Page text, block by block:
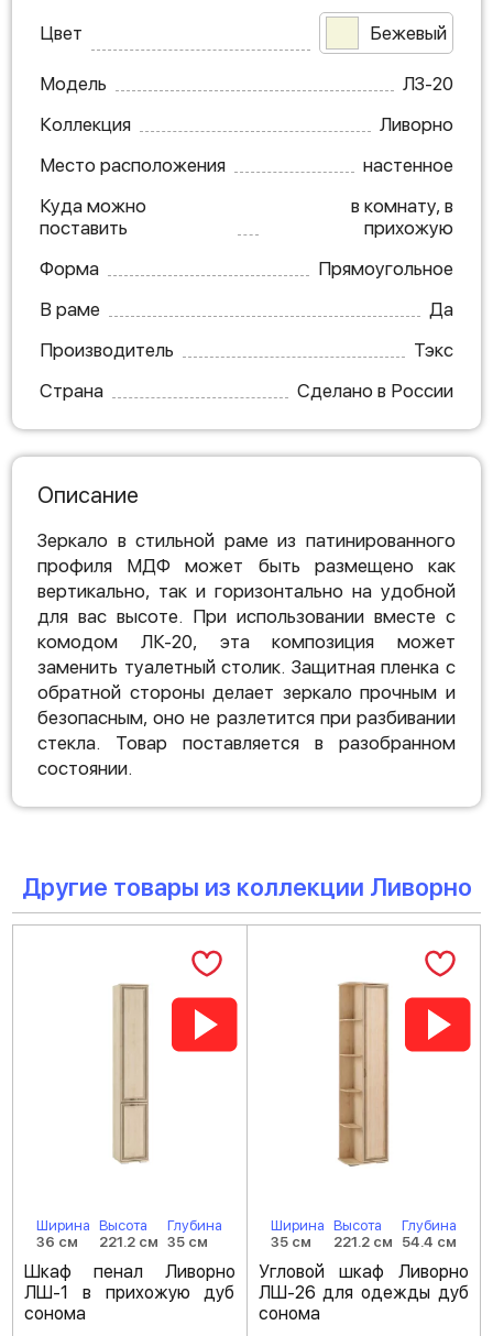
Цвет Бежевый
Модель
ЛЗ-20
Коллекция
Ливорно
Место расположения
настенное
Куда можно
поставить
в комнату, в
прихожую
Форма
Прямоугольное
В раме
Да
Производитель
Тэкс
Страна
Сделано в России
Описание
Зеркало в стильной раме из патинированного
профиля МДФ может быть размещено как
вертикально, так и горизонтально на удобной
для вас высоте. При использовании вместе с
комодом ЛК-20, эта композиция может
заменить туалетный столик. Защитная пленка с
обратной стороны делает зеркало прочным и
безопасным, оно не разлетится при разбивании
стекла. Товар поставляется в разобранном
состоянии.
Другие товары из коллекции Ливорно
Ширина
36 см
Высота
221.2 см
Глубина
35 см
Шкаф пенал Ливорно
ЛШ-1 в прихожую дуб
сонома
Ширина
35 см
Высота
221.2 см
Глубина
54.4 см
Угловой шкаф Ливорно
ЛШ-26 для одежды дуб
сонома